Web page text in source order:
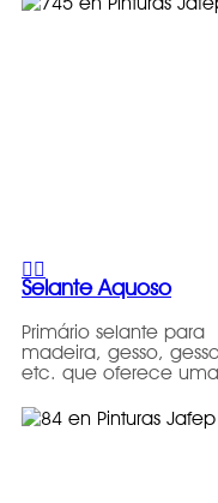
Selante Aquoso
Primário selante para
madeira, gesso,
etc. que oferece